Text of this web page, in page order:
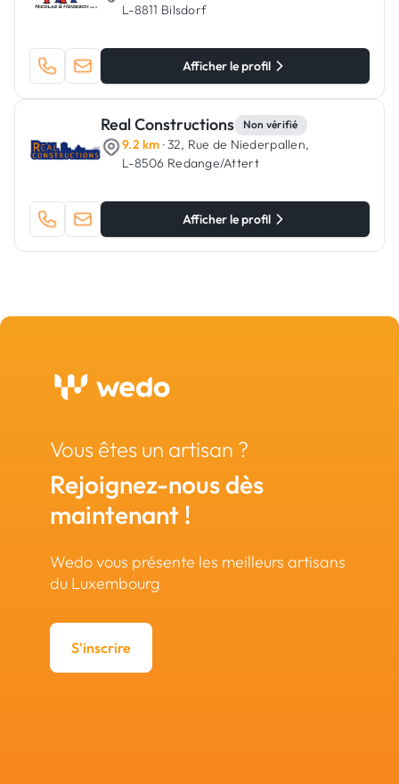
L-8811 Bilsdorf
Afficher le profil
Real Constructions Non vérifié
9.2 km · 32, Rue de Niederpallen,
L-8506 Redange/Attert
Afficher le profil
Vous êtes un artisan ?
Rejoignez-nous dès
maintenant !
Wedo vous présente les meilleurs artisans
du Luxembourg
S'inscrire